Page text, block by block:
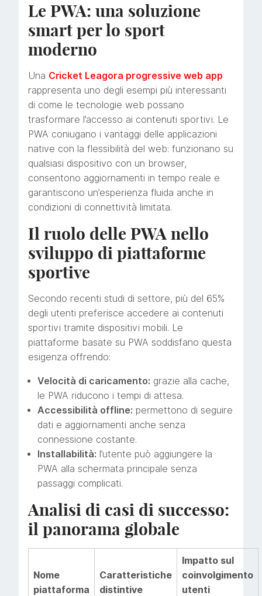
Le PWA: una soluzione
smart per lo sport
moderno
Una Cricket Leagora progressive web app
rappresenta uno degli esempi più interessanti
di come le tecnologie web possano
trasformare l’accesso ai contenuti sportivi. Le
PWA coniugano i vantaggi delle applicazioni
native con la flessibilità del web: funzionano su
qualsiasi dispositivo con un browser,
consentono aggiornamenti in tempo reale e
garantiscono un’esperienza fluida anche in
condizioni di connettività limitata.
Il ruolo delle PWA nello
sviluppo di piattaforme
sportive
Secondo recenti studi di settore, più del 65%
degli utenti preferisce accedere ai contenuti
sportivi tramite dispositivi mobili. Le
piattaforme basate su PWA soddisfano questa
esigenza offrendo:
Velocità di caricamento: grazie alla cache,
le PWA riducono i tempi di attesa.
Accessibilità offline: permettono di seguire
dati e aggiornamenti anche senza
connessione costante.
Installabilità: l’utente può aggiungere la
PWA alla schermata principale senza
passaggi complicati.
Analisi di casi di successo:
il panorama globale
Nome
piattaforma
Caratteristiche
distintive
Impatto sul
coinvolgimento
utenti